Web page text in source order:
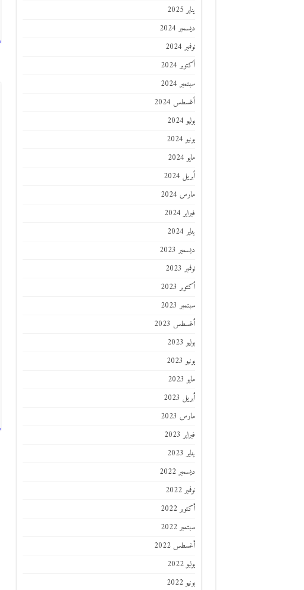
يناير 2025
ديسمبر 2024
نوفمبر 2024
أكتوبر 2024
سبتمبر 2024
أغسطس 2024
يوليو 2024
يونيو 2024
مايو 2024
أبريل 2024
مارس 2024
فبراير 2024
يناير 2024
ديسمبر 2023
نوفمبر 2023
أكتوبر 2023
سبتمبر 2023
أغسطس 2023
يوليو 2023
يونيو 2023
مايو 2023
أبريل 2023
مارس 2023
فبراير 2023
يناير 2023
ديسمبر 2022
نوفمبر 2022
أكتوبر 2022
سبتمبر 2022
أغسطس 2022
يوليو 2022
يونيو 2022